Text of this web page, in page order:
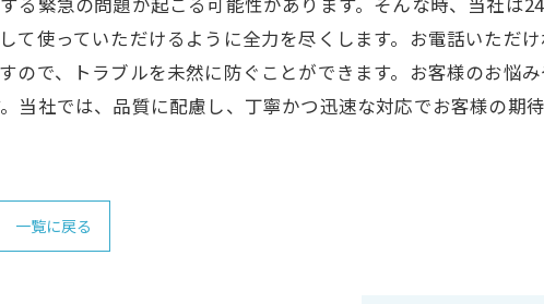
使っていただけるように全力を尽くします。お電話いただ
で、トラブルを未然に防ぐことができます。お客様のお悩み
社では、品質に配慮し、丁寧かつ迅速な対応でお客様の期
一覧に戻る